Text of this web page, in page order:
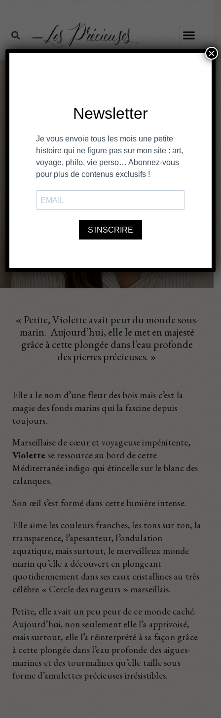
Violette Joaillerie :
Plongée Marine et
Tourmaline
« Petite, Violette avait peur du monde sous-
marin. Aujourd’hui, elle le met en majesté
grâce à cette plongée dans l’eau profonde
des pierres précieuses. »
Elle a le nom d’une fleur des bois mais c’est la
magie des fonds marins qui la fascine depuis
toujours.
Marseillaise de cœur et voyageuse impénitente,
Violette se ressource au bord de cette
Méditerranée indigo qui étincelle sur le blanc des
calanques.
Son œil s’est formé dans cette lumière intense.
Elle aime les couleurs franches, les tons sur ton, la
transparence, l’apesanteur, l’ondulation
aquatique, mais surtout, le merveilleux monde
marin qu’elle a découvert en plongeant
quotidiennement dans ses eaux cristallines au très
célèbre « Cercle des nageurs » marseillais.
Petite, elle avait un peu peur de ce monde caché.
Aujourd’hui, non seulement elle l’a apprivoisé,
mais surtout, elle l’a réinterprété à sa façon grâce
à cette plongée dans l’eau profonde des aigues-
marines et des tourmalines qu’elle taille sous
forme d’amulettes précieuses irrésistibles.
×